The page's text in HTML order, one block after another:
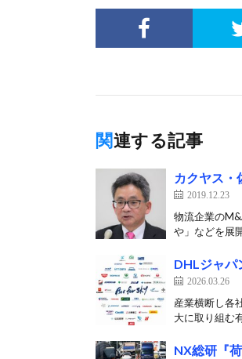
関連する記事
カクヤス・
2019.12.23
物流企業の
や」などを展
DHLジャパ
2026.03.26
産業横断し各
大に取り組む
NX総研『